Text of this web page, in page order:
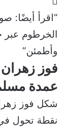
“اقرأ أيضًا:
الخرطوم
وأطمئن“
فوز
عمدة
شكل فوز
نقطة تحول في